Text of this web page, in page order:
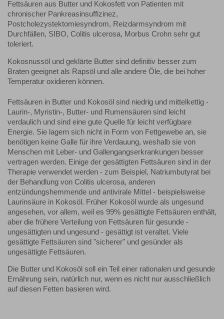
Fettsäuren aus Butter und Kokosfett von Patienten mit
chronischer Pankreasinsuffizinez,
Postcholezystektomiesyndrom, Reizdarmsyndrom mit
Durchfällen, SIBO, Colitis ulcerosa, Morbus Crohn sehr gut
toleriert.
Kokosnussöl und geklärte Butter sind definitiv besser zum
Braten geeignet als Rapsöl und alle andere Öle, die bei hoher
Temperatur oxidieren können.
Fettsäuren in Butter und Kokosöl sind niedrig und mittelkettig -
Laurin-, Myristin-, Butter- und Rumensäuren sind leicht
verdaulich und sind eine gute Quelle für leicht verfügbare
Energie. Sie lagern sich nicht in Form von Fettgewebe an, sie
benötigen keine Galle für ihre Verdauung, weshalb sie von
Menschen mit Leber- und Gallengangserkrankungen besser
vertragen werden. Einige der gesättigten Fettsäuren sind in der
Therapie verwendet werden - zum Beispiel, Natriumbutyrat bei
der Behandlung von Colitis ulcerosa, anderen
entzündungshemmende und antivirale Mittel - beispielsweise
Laurinsäure in Kokosöl. Früher Kokosöl wurde als ungesund
angesehen, vor allem, weil es 99% gesättigte Fettsäuren enthält,
aber die frühere Verteilung von Fettsäuren für gesunde -
ungesättigten und ungesund - gesättigt ist veraltet. Viele
gesättigte Fettsäuren sind "sicherer" und gesünder als
ungesättigte Fettsäuren.
Die Butter und Kokosöl soll ein Teil einer rationalen und gesunde
Ernährung sein, natürlich nur, wenn es nicht nur ausschließlich
auf diesen Fetten basieren wird.